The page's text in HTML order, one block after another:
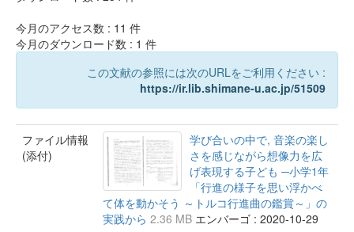
今月のアクセス数 : 11 件
今月のダウンロード数 : 1 件
この文献の参照には次のURLをご利用ください :
https://ir.lib.shimane-u.ac.jp/51509
ファイル情報
(添付)
学び合いの中で, 音楽の楽し
さを感じながら想像力を広
げ表現する子ども ─小学1年
「行進の様子を思い浮かべ
て体を動かそう ～トルコ行進曲の鑑賞～」の
実践から 2.36 MB エンバーゴ : 2020-10-29